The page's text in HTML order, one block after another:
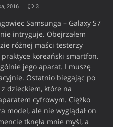
2016 3
Samsunga – Galaxy S7
intryguje. Obejrzałem
różnej maści testerzy
koreański smartfon.
jego aparat. I muszę
Ostatnio biegając po
z dzieckiem, które na
cyfrowym. Ciężko
model, ale nie wyglądał on
tknęła mnie myśl, a